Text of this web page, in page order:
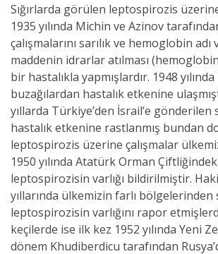
Sığırlarda görülen leptospirozis
1935 yılında Michin ve Azinov
çalışmalarını sarılık ve hemoglobin
maddenin idrarlar atılması
bir hastalıkla yapmışlardır. 1948
buzağılardan hastalık etkenine
yıllarda Türkiye’den İsrail’e gönderilen
hastalık etkenine rastlanmış bundan
leptospirozis üzerine çalışmalar
1950 yılında Atatürk Orman
leptospirozisin varlığı bildirilmiştir.
yıllarında ülkemizin farlı bölgelerinden
leptospirozisin varlığını rapor
keçilerde ise ilk kez 1952 yılında Yeni
dönem Khudiberdicu tarafından